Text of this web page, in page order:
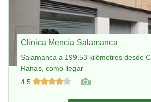
Clínica Mencía Salamanca
Salamanca a 199,53 kilómetros desde
Ranas, como llegar
4,5